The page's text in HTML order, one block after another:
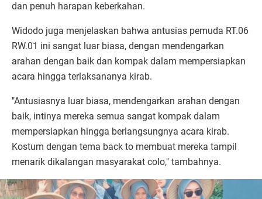
dan penuh harapan keberkahan.
Widodo juga menjelaskan bahwa antusias pemuda RT.06
RW.01 ini sangat luar biasa, dengan mendengarkan
arahan dengan baik dan kompak dalam mempersiapkan
acara hingga terlaksananya kirab.
"Antusiasnya luar biasa, mendengarkan arahan dengan
baik, intinya mereka semua sangat kompak dalam
mempersiapkan hingga berlangsungnya acara kirab.
Kostum dengan tema back to membuat mereka tampil
menarik dikalangan masyarakat colo," tambahnya.